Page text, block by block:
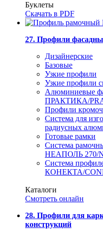
Буклеты
Скачать в PDF
27. Профили
Дизайнерские
Базовые
Узкие профили
Узкие профили
Алюминиевые
ПРАКТИКА/
Профили
Система для
радиусных
Готовые рамки
Система
НЕАПОЛЬ 270/
Система
КОНЕКТА/
Каталоги
Смотреть онлайн
28. Профили для
конструкций